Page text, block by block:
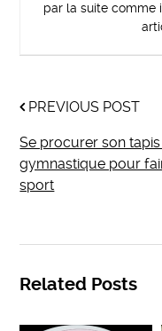
par la suite comme
PREVIOUS POST
Se procurer son
gymnastique pour
sport
Related Posts